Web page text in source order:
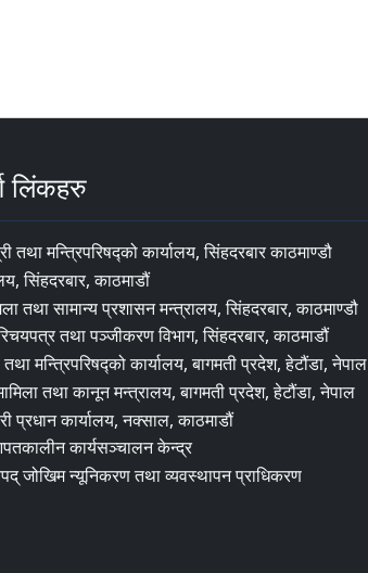
लिंकहरु
तथा मन्त्रिपरिषद्को कार्यालय, सिंहदरबार काठमाण्डौ
सिंहदरबार, काठमाडौं
तथा सामान्य प्रशासन मन्त्रालय, सिंहदरबार, काठमाण्डौ
तथा पञ्जीकरण विभाग, सिंहदरबार, काठमाडौं
मन्त्रिपरिषद्को कार्यालय, बागमती प्रदेश, हेटौंडा, नेपाल
तथा कानून मन्त्रालय, बागमती प्रदेश, हेटौंडा, नेपाल
प्रधान कार्यालय, नक्साल, काठमाडौं
कार्यसञ्चालन केन्द्र
जोखिम न्यूनिकरण तथा व्यवस्थापन प्राधिकरण